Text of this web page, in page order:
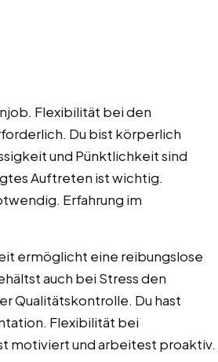
Flexibilität bei den
Du bist körperlich
und Pünktlichkeit sind
Auftreten ist wichtig.
Erfahrung im
ermöglicht eine reibungslose
auch bei Stress den
Qualitätskontrolle. Du hast
Flexibilität bei
motiviert und arbeitest proaktiv.